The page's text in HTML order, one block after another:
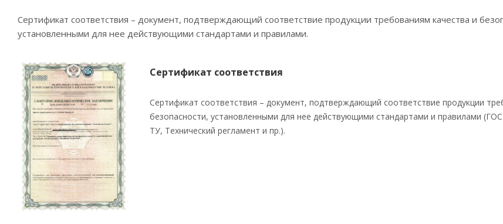
Сертификат соответствия – документ, подтверждающий соответствие продукции требованиям качества и
установленными для нее действующими стандартами и правилами.
Сертификат соответствия
Сертификат соответствия – документ, подтверждающий соответствие продукции
безопасности, установленными для нее действующими стандартами и правилами
ТУ, Технический регламент и пр.).